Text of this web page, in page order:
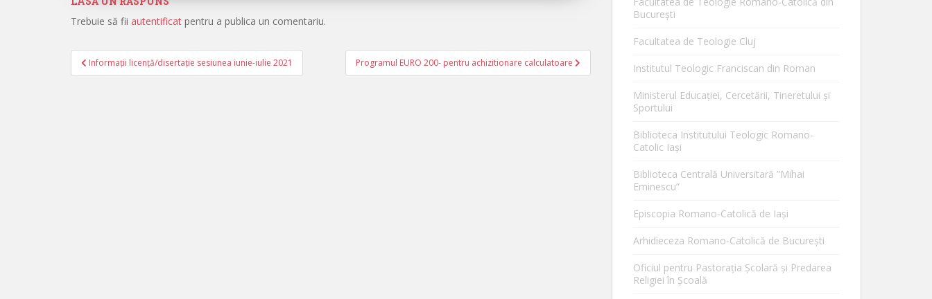
Trebuie să fii autentificat pentru a publica un comentariu.
Navigare în articole
Informații licență/disertație sesiunea iunie-iulie 2021 Programul EURO 200- pentru achizitionare calculatoare
Bucureşti
Facultatea de Teologie Cluj
Institutul Teologic Franciscan din Roman
Ministerul Educaţiei, Cercetării, Tineretului şi
Sportului
Biblioteca Institutului Teologic Romano-
Catolic Iaşi
Biblioteca Centrală Universitară ”Mihai
Eminescu”
Episcopia Romano-Catolică de Iaşi
Arhidieceza Romano-Catolică de Bucureşti
Oficiul pentru Pastorația Școlară și Predarea
Religiei în Școală